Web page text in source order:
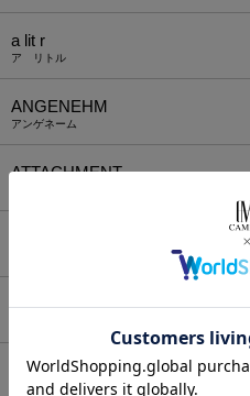
a lit r
ア リトル
ANGENEHM
アンゲネーム
ATTACHMENT
BODYSONG.
CALL&RESPONSE
コールアンドレスポンス